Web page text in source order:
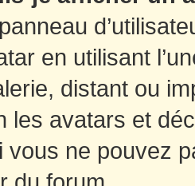
en utilisant
distant ou
les avatars et
vous ne pouvez